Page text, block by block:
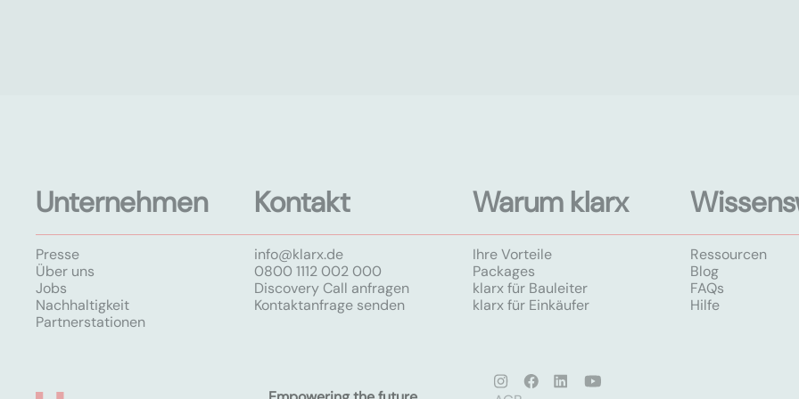
Unternehmen
Presse
Über uns
Jobs
Nachhaltigkeit
Partnerstationen
Kontakt
info@klarx.de
0800 1112 002 000
Discovery Call anfragen
Kontaktanfrage senden
Warum klarx
Ihre Vorteile
Packages
klarx für Bauleiter
klarx für Einkäufer
Ressourcen
Blog
FAQs
Hilfe